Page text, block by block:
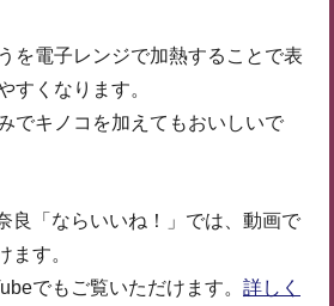
を電子レンジで加熱することで表
すくなります。
でキノコを加えてもおいしいで
良「ならいいね！」では、動画で
ます。
でもご覧いただけます。 詳しく